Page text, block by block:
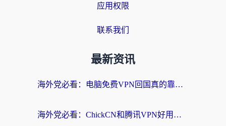
应用权限
联系我们
最新资讯
海外党必看：电脑免费VPN回国真的靠谱吗？附实测对比与最优方案指南
海外党必看：ChickCN和腾讯VPN好用吗？3招选对回国加速器，告别地区限制